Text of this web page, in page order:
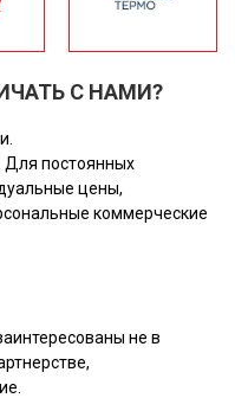
С НАМИ?
Для постоянных
цены,
коммерческие
не в